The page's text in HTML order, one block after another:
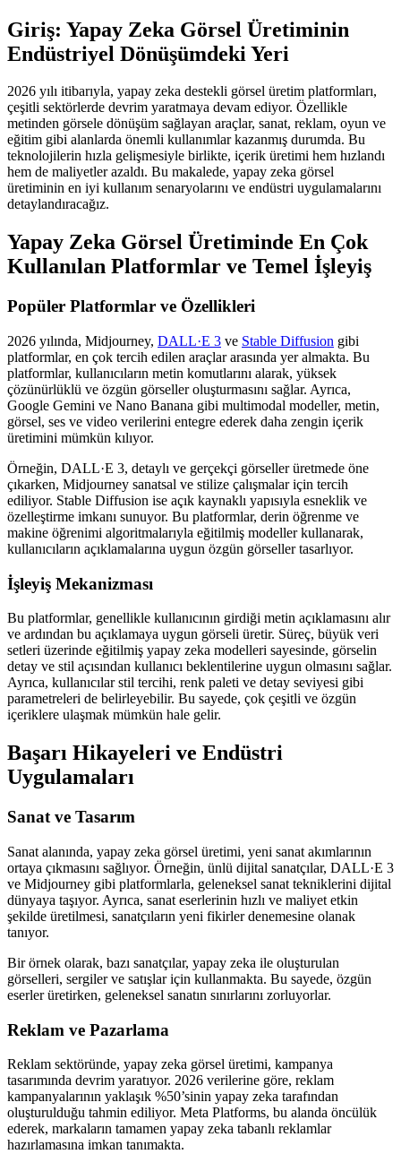
Giriş: Yapay Zeka Görsel Üretiminin
Endüstriyel Dönüşümdeki Yeri
2026 yılı itibarıyla, yapay zeka destekli görsel üretim platformları,
çeşitli sektörlerde devrim yaratmaya devam ediyor. Özellikle
metinden görsele dönüşüm sağlayan araçlar, sanat, reklam, oyun ve
eğitim gibi alanlarda önemli kullanımlar kazanmış durumda. Bu
teknolojilerin hızla gelişmesiyle birlikte, içerik üretimi hem hızlandı
hem de maliyetler azaldı. Bu makalede, yapay zeka görsel
üretiminin en iyi kullanım senaryolarını ve endüstri uygulamalarını
detaylandıracağız.
Yapay Zeka Görsel Üretiminde En Çok
Kullanılan Platformlar ve Temel İşleyiş
Popüler Platformlar ve Özellikleri
2026 yılında, Midjourney, DALL·E 3 ve Stable Diffusion gibi
platformlar, en çok tercih edilen araçlar arasında yer almakta. Bu
platformlar, kullanıcıların metin komutlarını alarak, yüksek
çözünürlüklü ve özgün görseller oluşturmasını sağlar. Ayrıca,
Google Gemini ve Nano Banana gibi multimodal modeller, metin,
görsel, ses ve video verilerini entegre ederek daha zengin içerik
üretimini mümkün kılıyor.
Örneğin, DALL·E 3, detaylı ve gerçekçi görseller üretmede öne
çıkarken, Midjourney sanatsal ve stilize çalışmalar için tercih
ediliyor. Stable Diffusion ise açık kaynaklı yapısıyla esneklik ve
özelleştirme imkanı sunuyor. Bu platformlar, derin öğrenme ve
makine öğrenimi algoritmalarıyla eğitilmiş modeller kullanarak,
kullanıcıların açıklamalarına uygun özgün görseller tasarlıyor.
İşleyiş Mekanizması
Bu platformlar, genellikle kullanıcının girdiği metin açıklamasını alır
ve ardından bu açıklamaya uygun görseli üretir. Süreç, büyük veri
setleri üzerinde eğitilmiş yapay zeka modelleri sayesinde, görselin
detay ve stil açısından kullanıcı beklentilerine uygun olmasını sağlar.
Ayrıca, kullanıcılar stil tercihi, renk paleti ve detay seviyesi gibi
parametreleri de belirleyebilir. Bu sayede, çok çeşitli ve özgün
içeriklere ulaşmak mümkün hale gelir.
Başarı Hikayeleri ve Endüstri
Uygulamaları
Sanat ve Tasarım
Sanat alanında, yapay zeka görsel üretimi, yeni sanat akımlarının
ortaya çıkmasını sağlıyor. Örneğin, ünlü dijital sanatçılar, DALL·E 3
ve Midjourney gibi platformlarla, geleneksel sanat tekniklerini dijital
dünyaya taşıyor. Ayrıca, sanat eserlerinin hızlı ve maliyet etkin
şekilde üretilmesi, sanatçıların yeni fikirler denemesine olanak
tanıyor.
Bir örnek olarak, bazı sanatçılar, yapay zeka ile oluşturulan
görselleri, sergiler ve satışlar için kullanmakta. Bu sayede, özgün
eserler üretirken, geleneksel sanatın sınırlarını zorluyorlar.
Reklam ve Pazarlama
Reklam sektöründe, yapay zeka görsel üretimi, kampanya
tasarımında devrim yaratıyor. 2026 verilerine göre, reklam
kampanyalarının yaklaşık %50’sinin yapay zeka tarafından
oluşturulduğu tahmin ediliyor. Meta Platforms, bu alanda öncülük
ederek, markaların tamamen yapay zeka tabanlı reklamlar
hazırlamasına imkan tanımakta.